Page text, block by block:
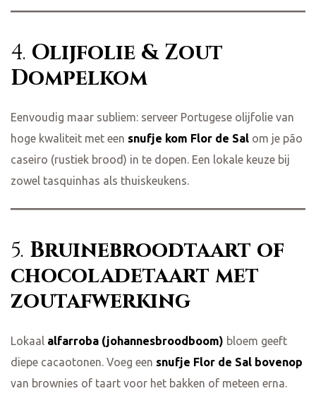
4. Olijfolie & Zout
Dompelkom
Eenvoudig maar subliem: serveer Portugese olijfolie van
hoge kwaliteit met een snufje kom Flor de Sal om je pão
caseiro (rustiek brood) in te dopen. Een lokale keuze bij
zowel tasquinhas als thuiskeukens.
5. Bruinebroodtaart of
chocoladetaart met
zoutafwerking
Lokaal alfarroba (johannesbroodboom) bloem geeft
diepe cacaotonen. Voeg een snufje Flor de Sal bovenop
van brownies of taart voor het bakken of meteen erna.